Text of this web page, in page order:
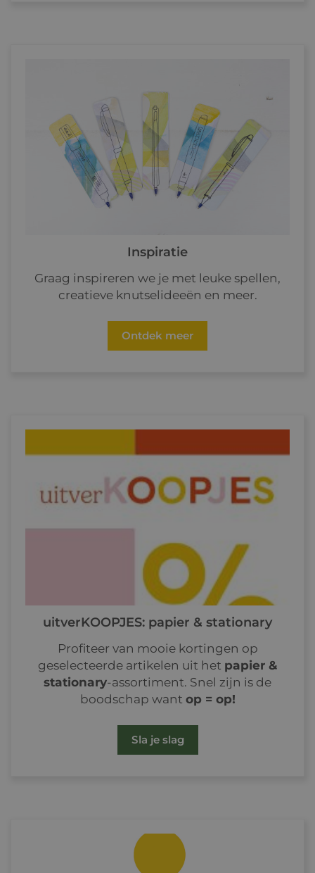
Inspiratie
Graag inspireren we je met leuke spellen,
creatieve knutselideeën en meer.
Ontdek meer
uitverKOOPJES: papier & stationary
Profiteer van mooie kortingen op
geselecteerde artikelen uit het papier &
stationary-assortiment. Snel zijn is de
boodschap want op = op!
Sla je slag